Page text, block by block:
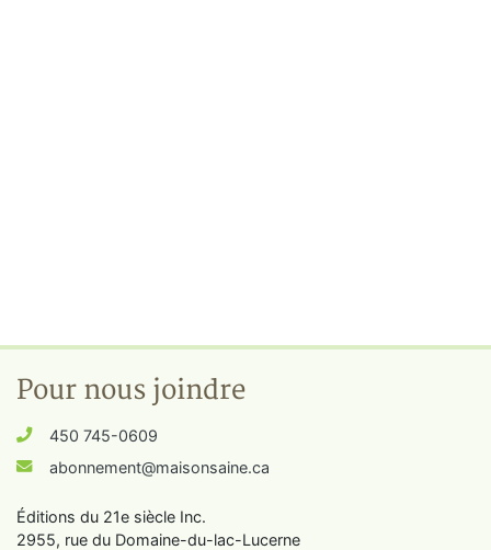
Pour nous joindre
450 745-0609
abonnement@maisonsaine.ca
Éditions du 21e siècle Inc.
2955, rue du Domaine-du-lac-Lucerne